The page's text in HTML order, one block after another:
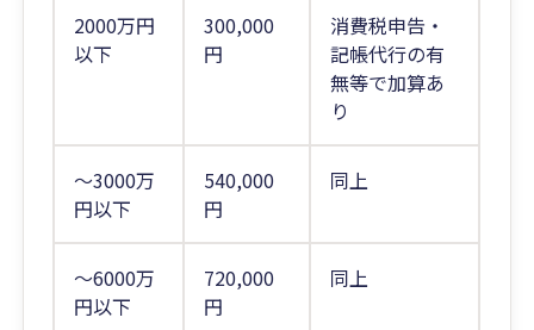
2000万円
以下
300,000
円
消費税申告・
記帳代行の有
無等で加算あ
り
～3000万
円以下
540,000
円
同上
～6000万
円以下
720,000
円
同上